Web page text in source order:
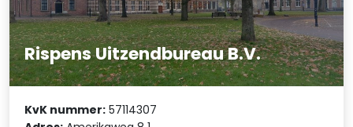
Rispens Uitzendbureau B.V.
KvK nummer: 57114307